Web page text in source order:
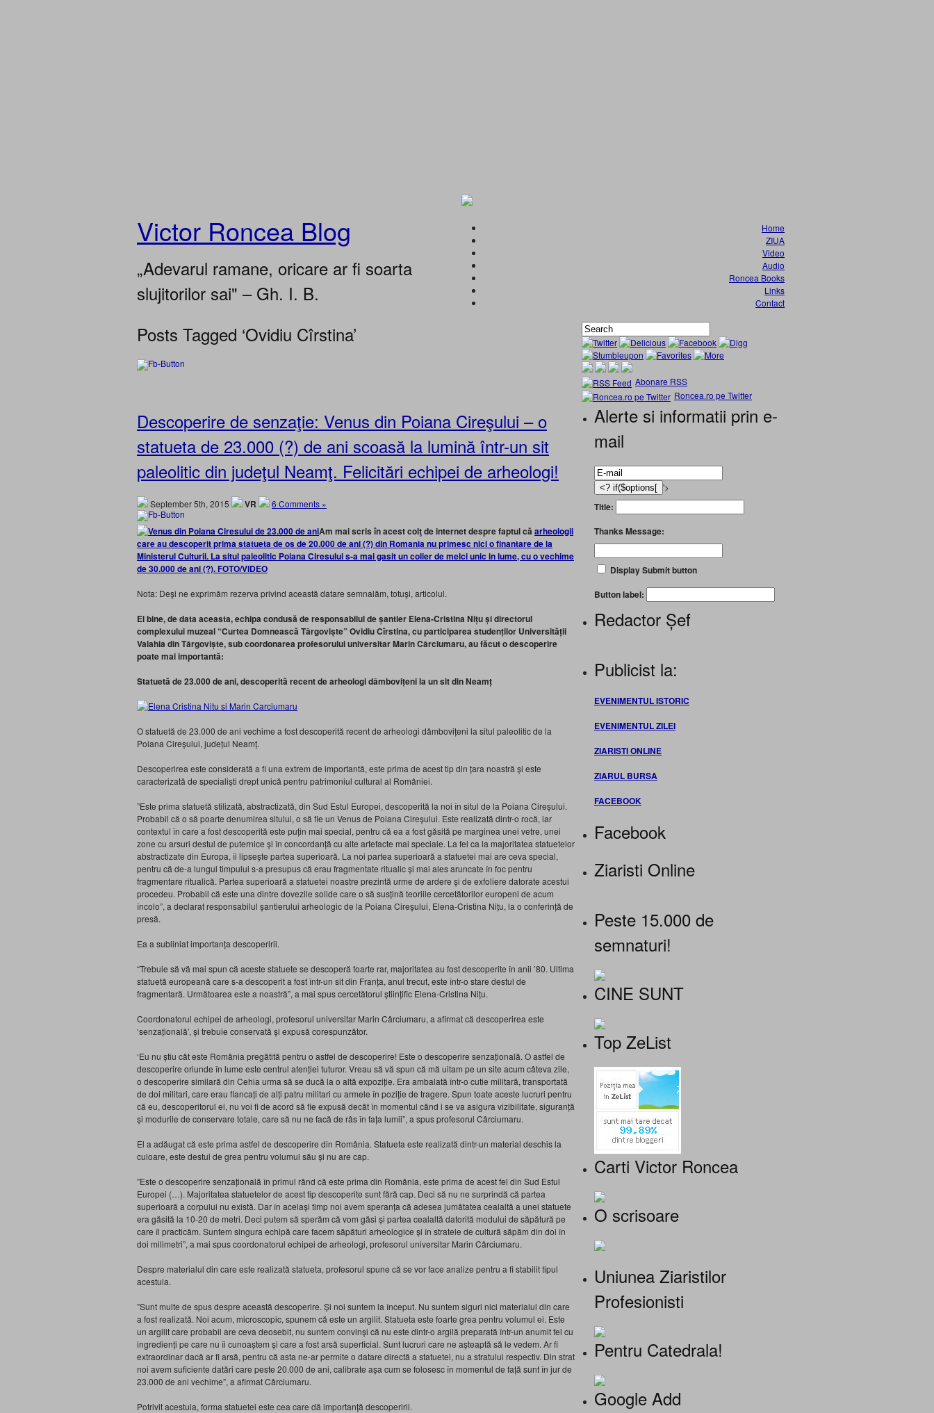
Victor Roncea Blog
„Adevarul ramane, oricare ar fi soarta
slujitorilor sai" – Gh. I. B.
Home
ZIUA
Video
Audio
Roncea Books
Links
Contact
Posts Tagged ‘Ovidiu Cîrstina’
Descoperire de senzaţie: Venus din Poiana Cireşului – o
statueta de 23.000 (?) de ani scoasă la lumină într-un sit
paleolitic din judeţul Neamţ. Felicitări echipei de arheologi!
September 5th, 2015 VR 6 Comments »
Am mai scris în acest colţ de internet despre faptul că arheologii
care au descoperit prima statueta de os de 20.000 de ani (?) din Romania nu primesc nici o finantare de la
Ministerul Culturii. La situl paleolitic Poiana Ciresului s-a mai gasit un colier de melci unic in lume, cu o vechime
de 30.000 de ani (?). FOTO/VIDEO
Nota: Deşi ne exprimăm rezerva privind această datare semnalăm, totuşi, articolul.
Ei bine, de data aceasta, echipa condusă de responsabilul de șantier Elena-Cristina Nițu și directorul
complexului muzeal “Curtea Domnească Târgoviște” Ovidiu Cîrstina, cu participarea studenților Universității
Valahia din Târgoviște, sub coordonarea profesorului universitar Marin Cârciumaru, au făcut o descoperire
poate mai importantă:
Statuetă de 23.000 de ani, descoperită recent de arheologi dâmbovițeni la un sit din Neamț
O statuetă de 23.000 de ani vechime a fost descoperită recent de arheologi dâmbovițeni la situl paleolitic de la
Poiana Cireșului, județul Neamț.
Descoperirea este considerată a fi una extrem de importantă, este prima de acest tip din țara noastră și este
caracterizată de specialiști drept unică pentru patrimoniul cultural al României.
”Este prima statuetă stilizată, abstractizată, din Sud Estul Europei, descoperită la noi în situl de la Poiana Cireșului.
Probabil că o să poarte denumirea sitului, o să fie un Venus de Poiana Cireșului. Este realizată dintr-o rocă, iar
contextul în care a fost descoperită este puțin mai special, pentru că ea a fost găsită pe marginea unei vetre, unei
zone cu arsuri destul de puternice și în concordanță cu alte artefacte mai speciale. La fel ca la majoritatea statuetelor
abstractizate din Europa, îi lipsește partea superioară. La noi partea superioară a statuetei mai are ceva special,
pentru că de-a lungul timpului s-a presupus că erau fragmentate ritualic și mai ales aruncate în foc pentru
fragmentare ritualică. Partea superioară a statuetei noastre prezintă urme de ardere și de exfoliere datorate acestui
procedeu. Probabil că este una dintre dovezile solide care o să susțină teoriile cercetătorilor europeni de acum
încolo”, a declarat responsabilul șantierului arheologic de la Poiana Cireșului, Elena-Cristina Nițu, la o conferință de
presă.
Ea a subliniat importanța descoperirii.
“Trebuie să vă mai spun că aceste statuete se descoperă foarte rar, majoritatea au fost descoperite în anii ’80. Ultima
statuetă europeană care s-a descoperit a fost într-un sit din Franța, anul trecut, este într-o stare destul de
fragmentară. Următoarea este a noastră”, a mai spus cercetătorul științific Elena-Cristina Nițu.
Coordonatorul echipei de arheologi, profesorul universitar Marin Cârciumaru, a afirmat că descoperirea este
‘senzațională’, și trebuie conservată și expusă corespunzător.
‘Eu nu știu cât este România pregătită pentru o astfel de descoperire! Este o descoperire senzațională. O astfel de
descoperire oriunde în lume este centrul atenției tuturor. Vreau să vă spun că mă uitam pe un site acum câteva zile,
o descoperire similară din Cehia urma să se ducă la o altă expoziție. Era ambalată într-o cutie militară, transportată
de doi militari, care erau flancați de alți patru militari cu armele în poziție de tragere. Spun toate aceste lucruri pentru
că eu, descoperitorul ei, nu voi fi de acord să fie expusă decât în momentul când i se va asigura vizibilitate, siguranță
și modurile de conservare totale, care să nu ne facă de râs în fața lumii”, a spus profesorul Cârciumaru.
El a adăugat că este prima astfel de descoperire din România. Statueta este realizată dintr-un material deschis la
culoare, este destul de grea pentru volumul său și nu are cap.
”Este o descoperire senzațională în primul rând că este prima din România, este prima de acest fel din Sud Estul
Europei (…). Majoritatea statuetelor de acest tip descoperite sunt fără cap. Deci să nu ne surprindă că partea
superioară a corpului nu există. Dar în același timp noi avem speranța că adesea jumătatea cealaltă a unei statuete
era găsită la 10-20 de metri. Deci putem să sperăm că vom găsi și partea cealaltă datorită modului de săpătură pe
care îl practicăm. Suntem singura echipă care facem săpături arheologice și în stratele de cultură săpăm din doi în
doi milimetri”, a mai spus coordonatorul echipei de arheologi, profesorul universitar Marin Cârciumaru.
Despre materialul din care este realizată statueta, profesorul spune că se vor face analize pentru a fi stabilit tipul
acestuia.
”Sunt multe de spus despre această descoperire. Și noi suntem la început. Nu suntem siguri nici materialul din care
a fost realizată. Noi acum, microscopic, spunem că este un argilit. Statueta este foarte grea pentru volumul ei. Este
un argilit care probabil are ceva deosebit, nu suntem convinși că nu este dintr-o argilă preparată într-un anumit fel cu
ingredienți pe care nu îi cunoaștem și care a fost arsă superficial. Sunt lucruri care ne așteaptă să le vedem. Ar fi
extraordinar dacă ar fi arsă, pentru că asta ne-ar permite o datare directă a statuetei, nu a stratului respectiv. Din strat
noi avem suficiente datări care peste 20.000 de ani, calibrate așa cum se folosesc în momentul de față sunt în jur de
23.000 de ani vechime”, a afirmat Cârciumaru.
Potrivit acestuia, forma statuetei este cea care dă importanță descoperirii.
Abonare RSS
Roncea.ro pe Twitter
Alerte si informatii prin e-
mail
'>
Title:
Thanks Message:
Display Submit button
Button label:
Redactor Șef
Publicist la:
EVENIMENTUL ISTORIC
EVENIMENTUL ZILEI
ZIARISTI ONLINE
ZIARUL BURSA
FACEBOOK
Facebook
Ziaristi Online
Peste 15.000 de
semnaturi!
CINE SUNT
Top ZeList
Carti Victor Roncea
O scrisoare
Uniunea Ziaristilor
Profesionisti
Pentru Catedrala!
Google Add